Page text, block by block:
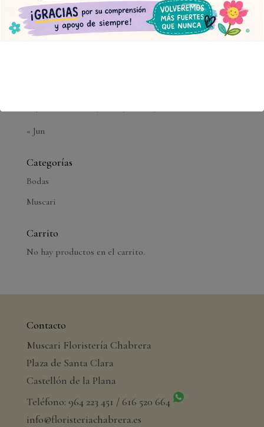
6 7 8 9 10 11 12
« Jun
Categorías
Bodas
Muscari
Carrito
No hay productos en el carrito.
Contacto
Muscari Floristería Chabrera
Plaza de Santa Clara
Castellón de la Plana
Teléfono: 964 223 451 / 616 520 664
info@floristeriachabrera.es